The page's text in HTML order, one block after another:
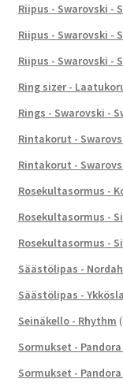
Riipus - Swarovski -
Riipus - Swarovski -
Riipus - Swarovski -
Ring sizer -
Rings - Swarovski -
Rintakorut -
Rintakorut -
Rosekultasormus -
Rosekultasormus -
Rosekultasormus -
Säästölipas -
Säästölipas -
Seinäkello - Rhythm
Sormukset -
Sormukset -